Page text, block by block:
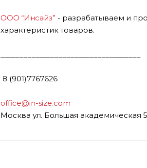
ООО “Инсайз” - разрабатываем и
характеристик товаров.
8 (901)7767626
office@in-size.com
Москва ул. Большая академическая 5